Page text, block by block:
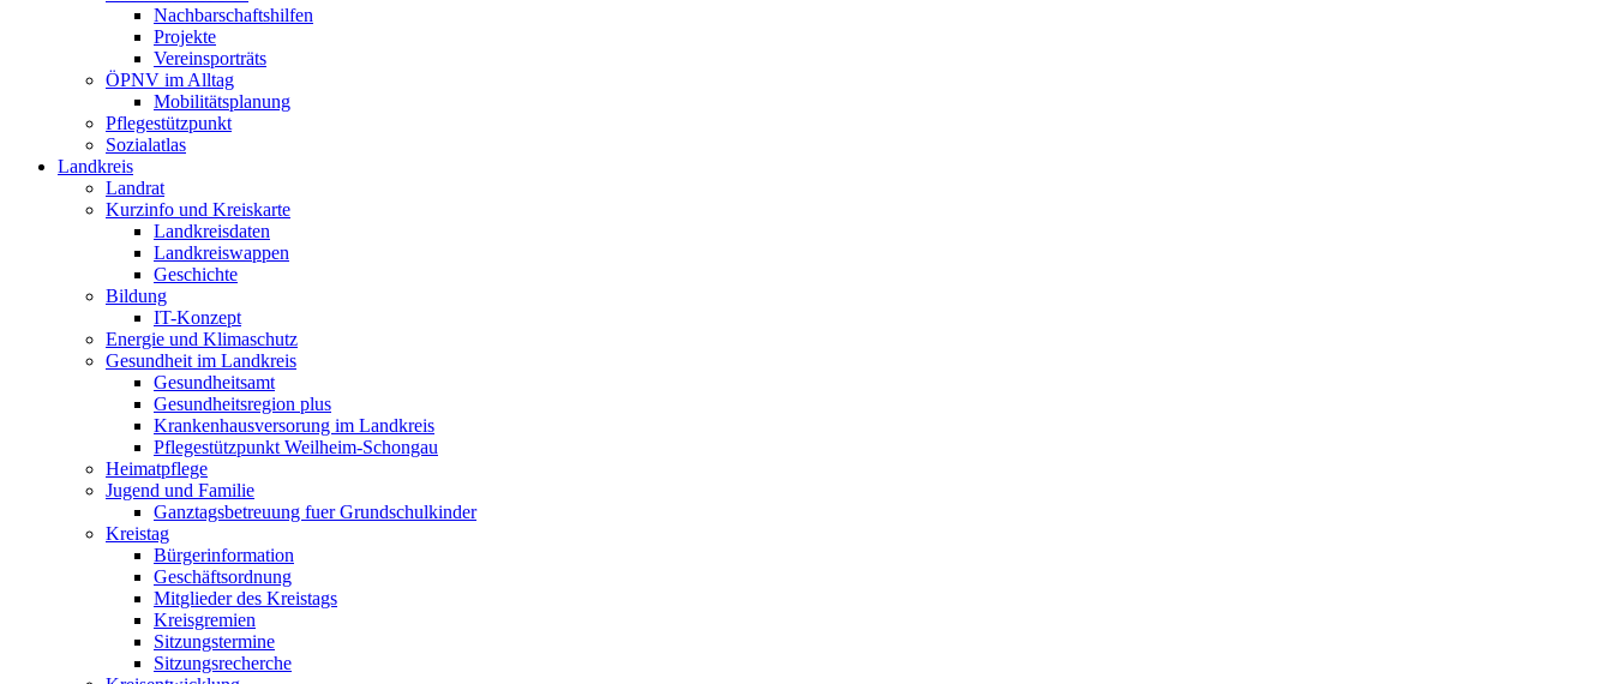
Nachbarschaftshilfen
Projekte
Vereinsporträts
ÖPNV im Alltag
Mobilitätsplanung
Pflegestützpunkt
Sozialatlas
Landkreis
Landrat
Kurzinfo und Kreiskarte
Landkreisdaten
Landkreiswappen
Geschichte
Bildung
IT-Konzept
Energie und Klimaschutz
Gesundheit im Landkreis
Gesundheitsamt
Gesundheitsregion plus
Krankenhausversorung im Landkreis
Pflegestützpunkt Weilheim-Schongau
Heimatpflege
Jugend und Familie
Ganztagsbetreuung fuer Grundschulkinder
Kreistag
Bürgerinformation
Geschäftsordnung
Mitglieder des Kreistags
Kreisgremien
Sitzungstermine
Sitzungsrecherche